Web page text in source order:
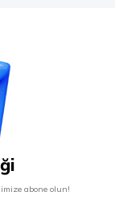
abone olun!